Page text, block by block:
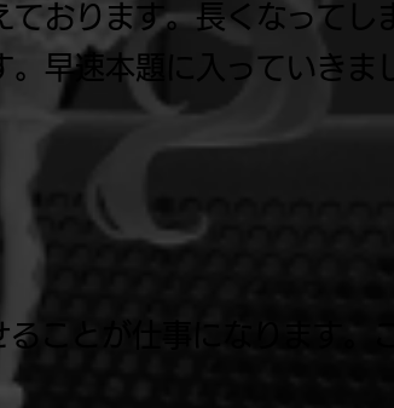
おります。長くなってしま
早速本題に入っていきまし
ことが仕事になります。こ